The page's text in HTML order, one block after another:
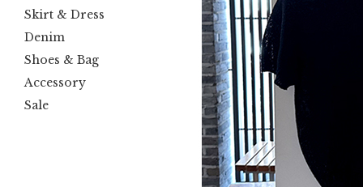
Skirt & Dress
Denim
Shoes & Bag
Accessory
Sale